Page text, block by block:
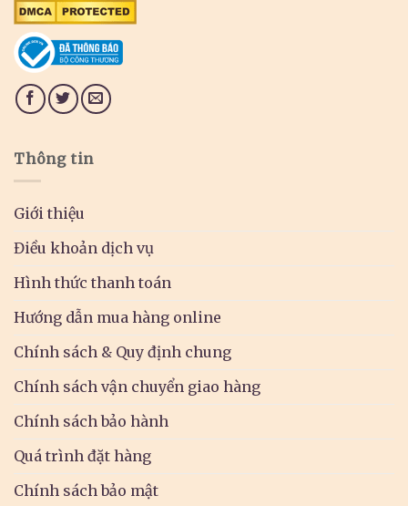
Thông tin
Giới thiệu
Điều khoản dịch vụ
Hình thức thanh toán
Hướng dẫn mua hàng online
Chính sách & Quy định chung
Chính sách vận chuyển giao hàng
Chính sách bảo hành
Quá trình đặt hàng
Chính sách bảo mật